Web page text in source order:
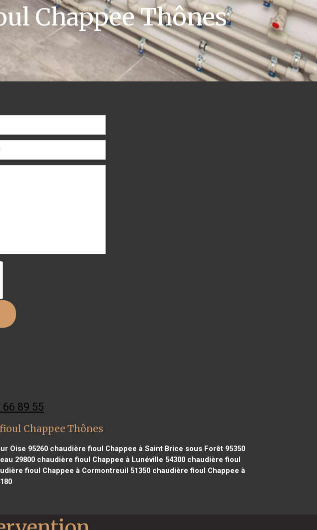
Chappee Thônes
66 89 55
Chappee Thônes
Oise 95260chaudière fioul Chappee à Saint Brice sous Forêt 95350
29800 chaudière fioul Chappee à Lunéville 54300 chaudière fioul
fioul Chappee à Cormontreuil 51350 chaudière fioul Chappee à